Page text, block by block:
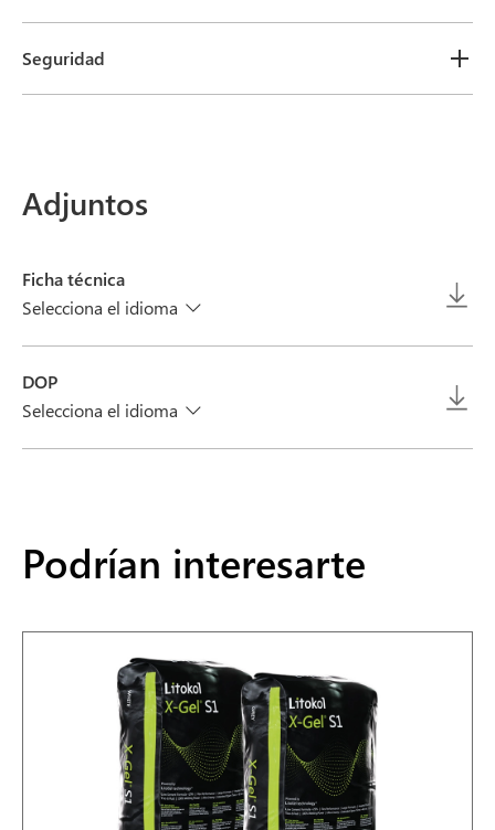
Seguridad
Adjuntos
Ficha técnica
Selecciona el idioma
DOP
Selecciona el idioma
Podrían interesarte